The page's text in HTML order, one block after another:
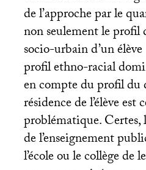
de l’approche par le
non seulement le profil
socio-urbain d’un élève
profil ethno-racial
en compte du profil du
résidence de l’élève est
problématique. Certes,
de l’enseignement
l’école ou le collège de